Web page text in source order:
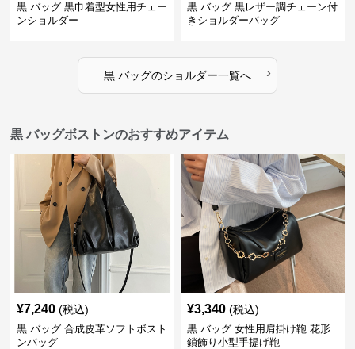
黒 バッグ 黒巾着型女性用チェー
ンショルダー
黒 バッグ 黒レザー調チェーン付
きショルダーバッグ
黒 バッグのショルダー一覧へ ›
黒 バッグボストンのおすすめアイテム
¥7,240 (税込)
黒 バッグ 合成皮革ソフトボスト
ンバッグ
¥3,340 (税込)
黒 バッグ 女性用肩掛け鞄 花形
鎖飾り小型手提げ鞄